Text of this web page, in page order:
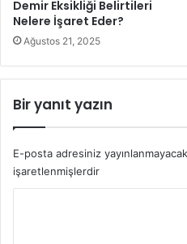
Demir Eksikliği Belirtileri
Nelere İşaret Eder?
Ağustos 21, 2025
Bir yanıt yazın
E-posta adresiniz
işaretlenmişlerdir